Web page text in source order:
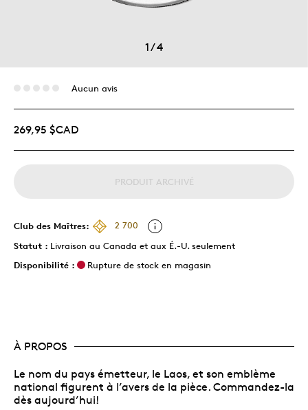
1/4
Aucun avis
269,95 $CAD
PRODUIT ARCHIVÉ
Club des Maîtres:
2 700
Statut : Livraison au Canada et aux É.-U. seulement
Disponibilité :
Rupture de stock en magasin
À PROPOS
Le nom du pays émetteur, le Laos, et son emblème
national figurent à l’avers de la pièce. Commandez-la
dès aujourd’hui!